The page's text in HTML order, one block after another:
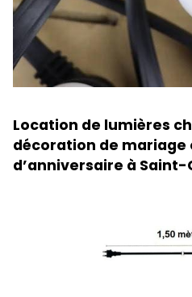
Location de lumières
décoration de mariage
d’anniversaire à